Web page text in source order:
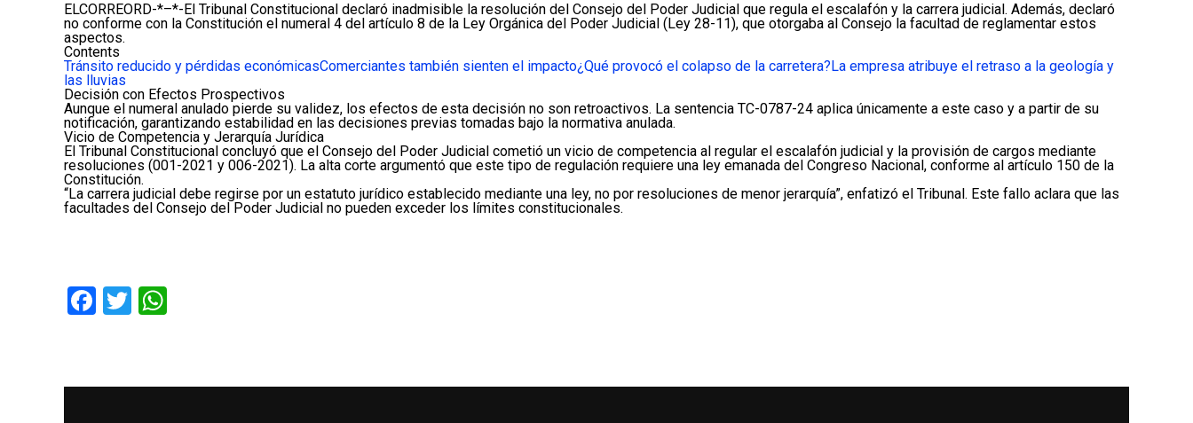
ELCORREORD-*–*-El Tribunal Constitucional declaró inadmisible la resolución del Consejo del Poder Judicial que regula el escalafón y la carrera judicial. Además, declaró
no conforme con la Constitución el numeral 4 del artículo 8 de la Ley Orgánica del Poder Judicial (Ley 28-11), que otorgaba al Consejo la facultad de reglamentar estos
aspectos.
Contents
Tránsito reducido y pérdidas económicasComerciantes también sienten el impacto¿Qué provocó el colapso de la carretera?La empresa atribuye el retraso a la geología y
las lluvias
Decisión con Efectos Prospectivos
Aunque el numeral anulado pierde su validez, los efectos de esta decisión no son retroactivos. La sentencia TC-0787-24 aplica únicamente a este caso y a partir de su
notificación, garantizando estabilidad en las decisiones previas tomadas bajo la normativa anulada.
Vicio de Competencia y Jerarquía Jurídica
El Tribunal Constitucional concluyó que el Consejo del Poder Judicial cometió un vicio de competencia al regular el escalafón judicial y la provisión de cargos mediante
resoluciones (001-2021 y 006-2021). La alta corte argumentó que este tipo de regulación requiere una ley emanada del Congreso Nacional, conforme al artículo 150 de la
Constitución.
“La carrera judicial debe regirse por un estatuto jurídico establecido mediante una ley, no por resoluciones de menor jerarquía”, enfatizó el Tribunal. Este fallo aclara que las
facultades del Consejo del Poder Judicial no pueden exceder los límites constitucionales.
Facebook
Twitter